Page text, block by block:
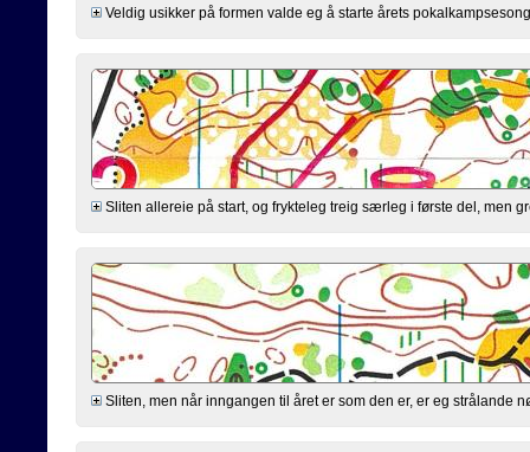
Veldig usikker på formen valde eg å starte årets
Sliten allereie på start, og frykteleg treig særleg i første del, men
Sliten, men når inngangen til året er som den er, er eg strålande